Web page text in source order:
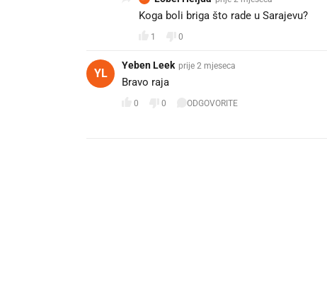
Koga boli briga što rade u Sarajevu?
1 0
YL
Yeben Leek prije 2 mjeseca
Bravo raja ❤️
0 0 ODGOVORITE